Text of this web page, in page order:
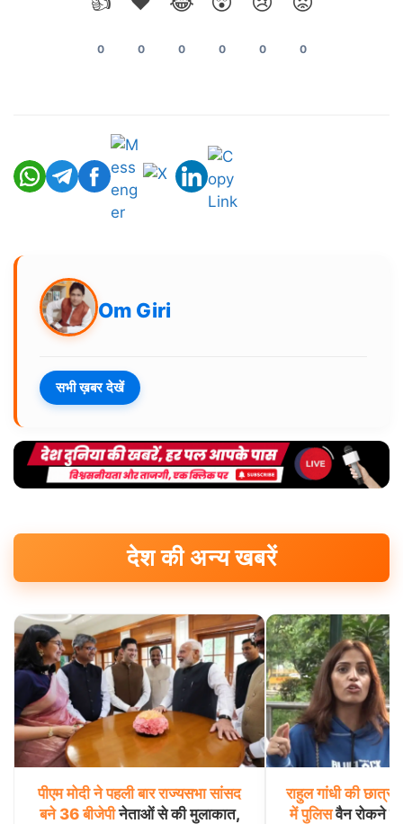
0 0 0 0 0 0
Om Giri
सभी ख़बर देखें
देश की अन्य खबरें
पीएम मोदी ने पहली बार राज्यसभा सांसद
बने 36 बीजेपीनेताओं से की मुलाकात,
राहुल गांधी की छात्रों
में पुलिसवैन रोकने